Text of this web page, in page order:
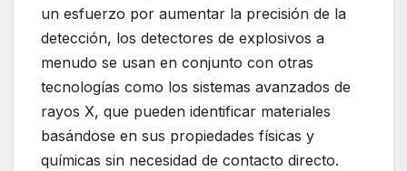
un esfuerzo por aumentar la precisión de la
detección, los detectores de explosivos a
menudo se usan en conjunto con otras
tecnologías como los sistemas avanzados de
rayos X, que pueden identificar materiales
basándose en sus propiedades físicas y
químicas sin necesidad de contacto directo.